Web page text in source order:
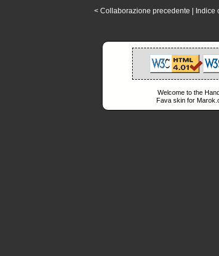
< Collaborazione precedente Indice
Welcome to the
Fava skin for